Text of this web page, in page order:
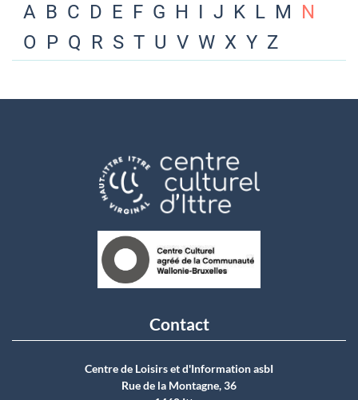
A B C D E F G H I J K L M N
O P Q R S T U V W X Y Z
Contact
Centre de Loisirs et d'Information asbI
Rue de la Montagne, 36